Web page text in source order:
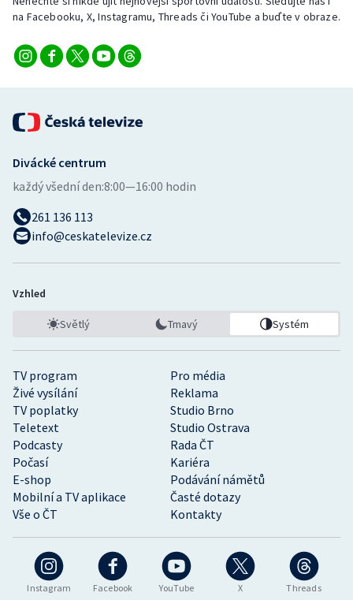
Ragby
Short track
Sportovní střelba
Triatlon
Veslování
Vodní slalom
Volejbal
Ostatní
na Facebooku, X, Instagramu, Threads či YouTube a buďte v obraze.
Instagram Facebook YouTube X Threads
TV program
Pro média
Živé vysílání
Reklama
TV poplatky
Studio Brno
Teletext
Studio Ostrava
Podcasty
Rada ČT
Počasí
Kariéra
E-shop
Podávání námětů
Mobilní a TV aplikace
Časté dotazy
Vše o ČT
Kontakty
Divácké centrum
každý všední den:8:00—16:00 hodin
261 136 113
info@ceskatelevize.cz
Vzhled
Světlý Tmavý Systém